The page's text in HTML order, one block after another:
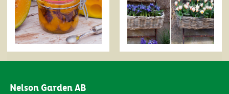
Nelson Garden AB